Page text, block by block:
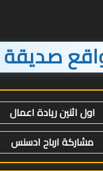
صديقة
اول اثنين ريادة اعمال
مشاركة ارباح ادسنس